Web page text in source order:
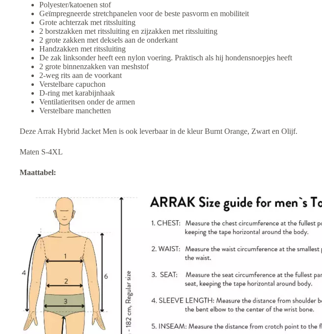
Polyester/katoenen stof
Geïmpregneerde stretchpanelen voor de beste pasvorm en mobiliteit
Grote achterzak met ritssluiting
2 borstzakken met ritssluiting en zijzakken met ritssluiting
2 grote zakken met deksels aan de onderkant
Handzakken met ritssluiting
De zak linksonder heeft een nylon voering. Praktisch als hij hondensnoepjes heeft
2 grote binnenzakken van meshstof
2-weg rits aan de voorkant
Verstelbare capuchon
D-ring met karabijnhaak
Ventilatieritsen onder de armen
Verstelbare manchetten
Deze Arrak Hybrid Jacket Men is ook leverbaar in de kleur Burnt Orange, Zwart en Olijf.
Maten S-4XL
Maattabel: